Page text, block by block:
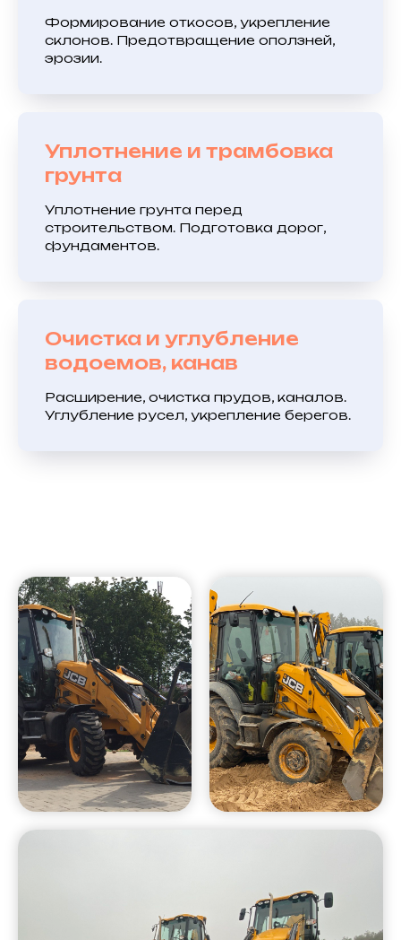
Формирование откосов, укрепление
склонов. Предотвращение оползней,
эрозии.
Уплотнение и трамбовка
грунта
Уплотнение грунта перед
строительством. Подготовка дорог,
фундаментов.
Очистка и углубление
водоемов, канав
Расширение, очистка прудов, каналов.
Углубление русел, укрепление берегов.